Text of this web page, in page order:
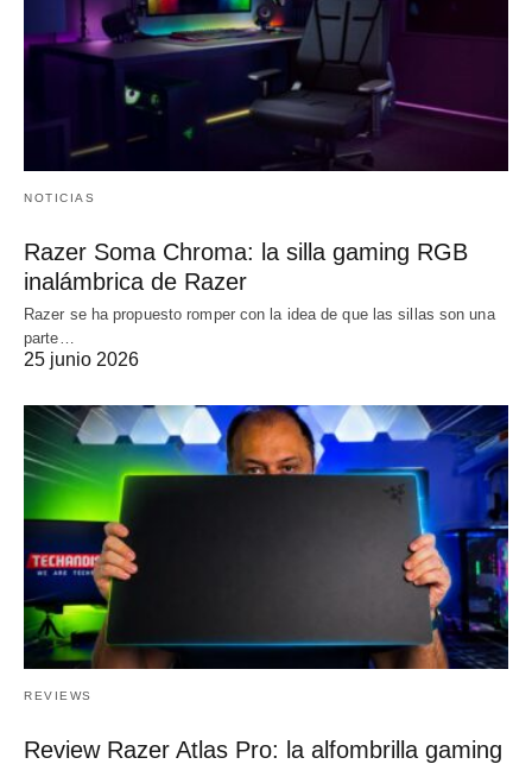
NOTICIAS
Razer Soma Chroma: la silla gaming RGB
inalámbrica de Razer
Razer se ha propuesto romper con la idea de que las sillas son una
parte…
25 junio 2026
REVIEWS
Review Razer Atlas Pro: la alfombrilla gaming